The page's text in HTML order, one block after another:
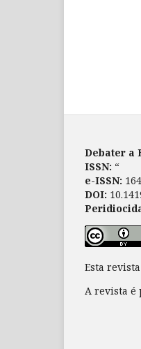
Debater a
ISSN: “
e-ISSN:
DOI:
Esta
A revista é